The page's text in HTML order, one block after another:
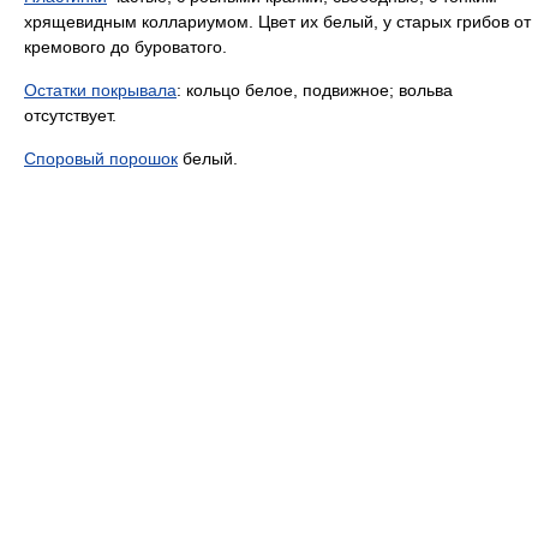
хрящевидным коллариумом. Цвет их белый, у старых грибов от
кремового до буроватого.
Остатки покрывала: кольцо белое, подвижное; вольва
отсутствует.
Споровый порошок белый.